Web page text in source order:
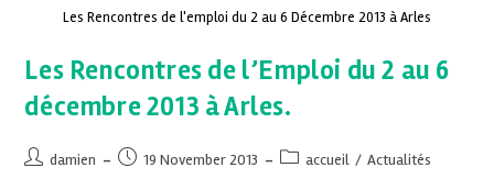
Les Rencontres de l'emploi du 2 au 6 Décembre 2013 à Arles
Les Rencontres de l’Emploi du 2 au 6
décembre 2013 à Arles.
damien 19 November 2013 accueil / Actualités